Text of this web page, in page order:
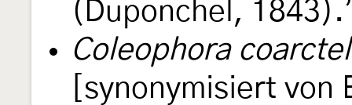
(Duponchel,
Coleophora
[synonymisiert